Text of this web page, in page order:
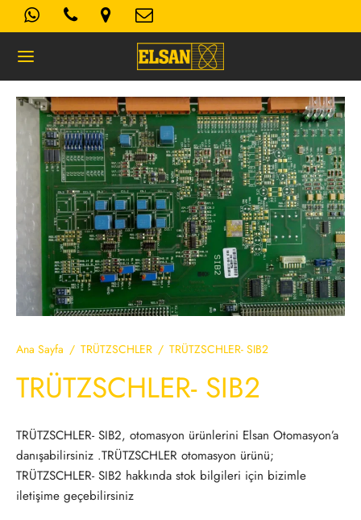
Ana Sayfa / TRÜTZSCHLER / TRÜTZSCHLER- SIB2
TRÜTZSCHLER- SIB2
TRÜTZSCHLER- SIB2, otomasyon ürünlerini Elsan Otomasyon’a
danışabilirsiniz .TRÜTZSCHLER otomasyon ürünü;
TRÜTZSCHLER- SIB2 hakkında stok bilgileri için bizimle
iletişime geçebilirsiniz
AYDINLATMA METNI
Koşulları
Politikası